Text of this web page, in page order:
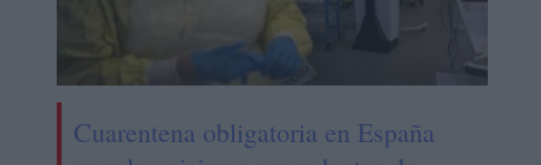
Cuarentena obligatoria en España